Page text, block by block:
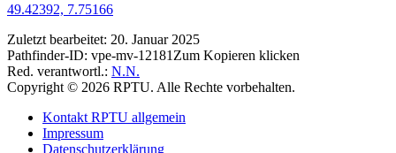
49.42392, 7.75166
Zuletzt bearbeitet: 20. Januar 2025
Pathfinder-ID: vpe-mv-12181 Zum Kopieren klicken
Red. verantwortl.: N.N.
Copyright © 2026 RPTU. Alle Rechte vorbehalten.
Kontakt RPTU allgemein
Impressum
Datenschutzerklärung